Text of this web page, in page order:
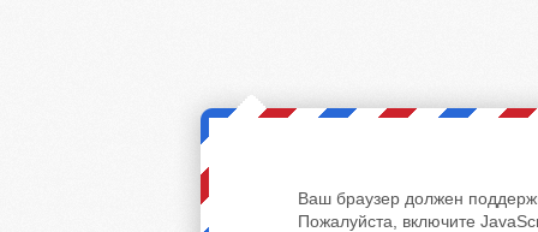
Ваш браузер должен
Пожалуйста, включите